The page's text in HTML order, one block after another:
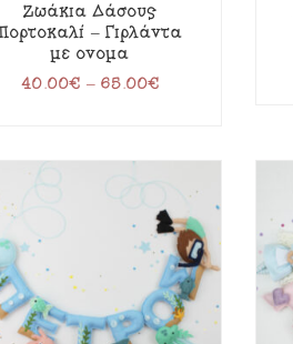
Ζωάκια Δάσους
– Γιρλάντα
με όνομα
40.00€ – 65.00€